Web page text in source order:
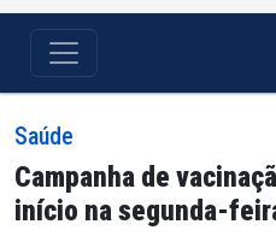
Saúde
Campanha de
início na segunda-